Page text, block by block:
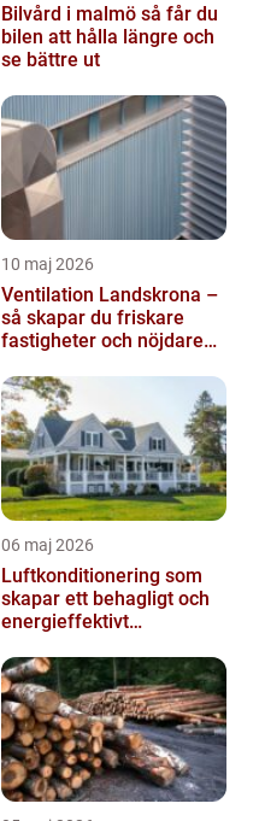
Bilvård i malmö så får du
bilen att hålla längre och
se bättre ut
10 maj 2026
Ventilation Landskrona –
så skapar du friskare
fastigheter och nöjdare
06 maj 2026
Luftkonditionering som
skapar ett behagligt och
energieffektivt